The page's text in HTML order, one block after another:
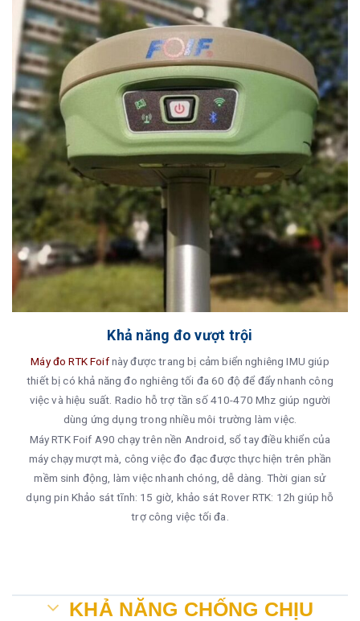
Khả năng đo vượt trội
Máy đo RTK Foifnày được trang bị cảm biển nghiêng IMU giúp
thiết bị có khả năng đo nghiêng tối đa 60 độ để đẩy nhanh công
việc và hiệu suất. Radio hỗ trợ tần số 410-470 Mhz giúp người
dùng ứng dụng trong nhiều môi trường làm việc.
Máy RTK Foif A90 chạy trên nền Android, sổ tay điều khiển của
máy chạy mượt mà, công việc đo đạc được thực hiện trên phần
mềm sinh động, làm việc nhanh chóng, dễ dàng. Thời gian sử
dụng pin Khảo sát tĩnh: 15 giờ, khảo sát Rover RTK: 12h giúp hỗ
trợ công việc tối đa.
KHẢ NĂNG CHỐNG CHỊU